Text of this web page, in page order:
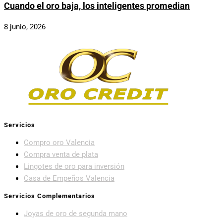
Cuando el oro baja, los inteligentes promedian
8 junio, 2026
Servicios
Compro oro Valencia
Compra venta de plata
Lingotes de oro para inversión
Casa de Empeños Valencia
Servicios Complementarios
Joyas de oro de segunda mano